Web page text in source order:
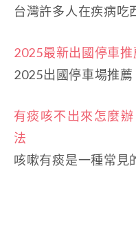
台灣許多人在疾病
2025最新出國停車推
2025出國停車場推
有痰咳不出來怎麼
法
咳嗽有痰是一種常見